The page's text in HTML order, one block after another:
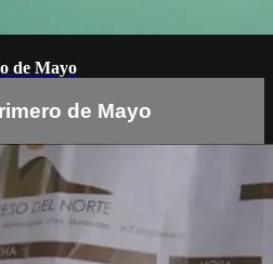
de Mayo
de Mayo